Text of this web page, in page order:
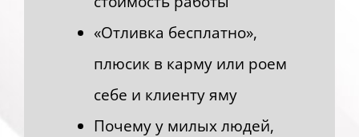
«Отливка бесплатно»,
плюсик в карму или роем
себе и клиенту яму
Почему у милых людей,